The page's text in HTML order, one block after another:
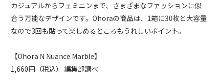
カジュアルからフェミニンまで、さまざまなファッションに似
合う万能なデザインです。Ohoraの商品は、1箱に30枚と大容量
なので3回も貼って楽しめるところもうれしいポイント。
【Ohora N Nuance Marble】
1,660円（税込） 編集部調べ